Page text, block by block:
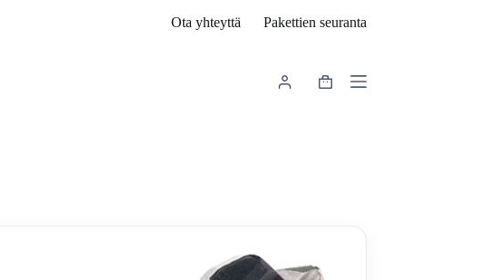
Ota yhteyttä Pakettien seuranta
Shopping